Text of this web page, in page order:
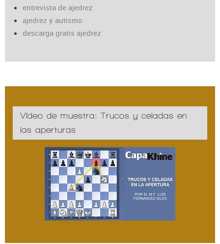
entrevista de ajedrez
ajedrez y autismo
descarga gratis ajedrez
Vídeo de muestra: Trucos y celadas en
las aperturas